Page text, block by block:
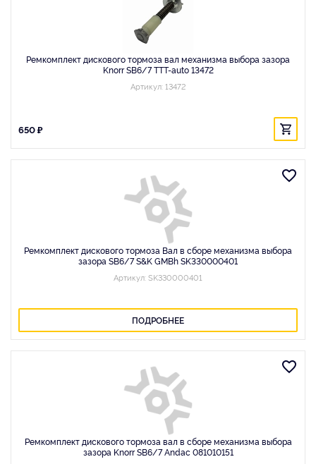
Ремкомплект дискового тормоза вал механизма выбора зазора
Knorr SB6/7 TTT-auto 13472
Артикул: 13472
650 ₽
Ремкомплект диcкового тормоза Вал в сборе механизма выбора
зазора SB6/7 S&K GMBh SK330000401
Артикул: SK330000401
ПОДРОБНЕЕ
Ремкомплект дискового тормоза вал в сборе механизма выбора
зазора Knorr SB6/7 Andac 081010151